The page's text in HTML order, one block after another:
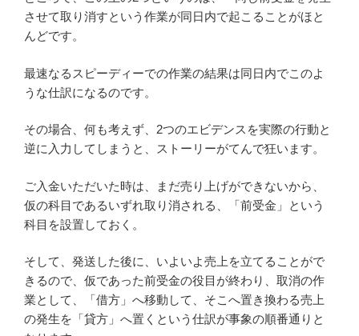
させて取り消すという作業が同日内で起こることがほと
んどです。
最速なるスピーディーでの作業の結果は同日内でこのよ
うな仕訳になるのです。
その場合、何も考えず、2つのエビデンスを実際の行動と
逆に入力してしまうと、ストーリーがてんで狂います。
ご入金いただいた時は、まだ売り上げができないから、
仮の科目であるいずれ取り消される、「前受金」という
科目を設置しておく。
そして、発送した後に、いよいよ売上を立てることがで
きるので、仮であった前受金の役目が終わり、取消の作
業として、「借方」へ移動して、そこへ置き換わる売上
の発生を「貸方」へ置くという仕訳が事象の順番通りと